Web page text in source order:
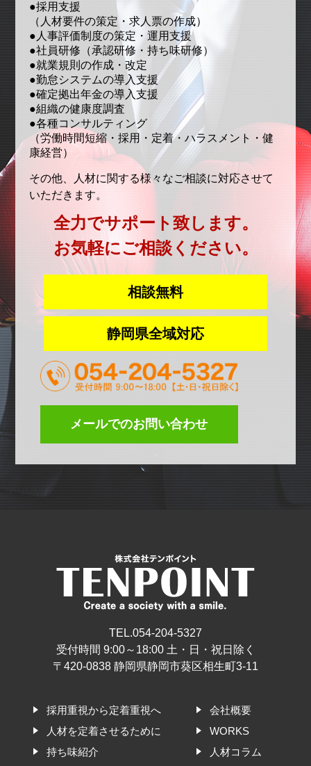
●採用支援
（人材要件の策定・求人票の作成）
●人事評価制度の策定・運用支援
●社員研修（承認研修・持ち味研修）
●就業規則の作成・改定
●勤怠システムの導入支援
●確定拠出年金の導入支援
●組織の健康度調査
●各種コンサルティング
（労働時間短縮・採用・定着・ハラスメント・健
康経営）
その他、人材に関する様々なご相談に対応させて
いただきます。
全力でサポート致します。
お気軽にご相談ください。
相談無料
静岡県全域対応
メールでのお問い合わせ
TEL.054-204-5327
受付時間 9:00～18:00 土・日・祝日除く
〒420-0838 静岡県静岡市葵区相生町3-11
採用重視から定着重視へ
人材を定着させるために
持ち味紹介
会社概要
WORKS
人材コラム